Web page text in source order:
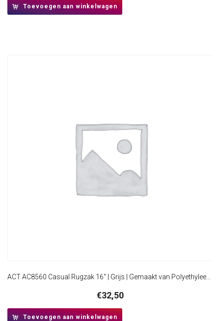
Toevoegen aan winkelwagen
€32,50
Toevoegen aan winkelwagen